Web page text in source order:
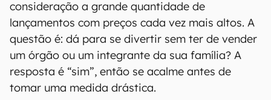
consideração a grande quantidade de
lançamentos com preços cada vez mais altos. A
questão é: dá para se divertir sem ter de vender
um órgão ou um integrante da sua família? A
resposta é “sim”, então se acalme antes de
tomar uma medida drástica.